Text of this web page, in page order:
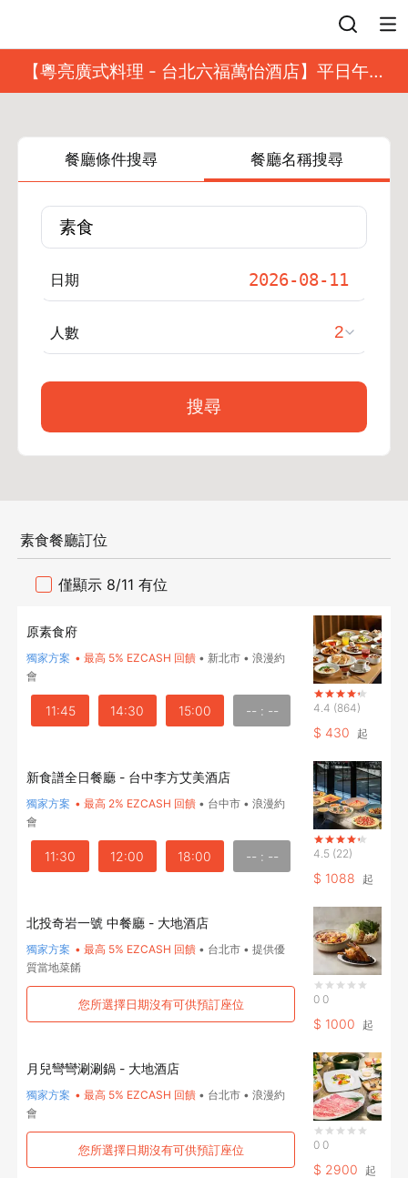
【粵亮廣式料理 - 台北六福萬怡酒店】平日午餐
8 折起｜靓港點套餐
餐廳條件搜尋 餐廳名稱搜尋
日期
人數
搜尋
素食餐廳訂位
僅顯示 8/11 有位
原素食府
獨家方案 •最高 5% EZCASH 回饋 • 新北市 •浪漫約
會
11:45 14:30 15:00 -- : -- 4.4 (864)
$ 430 起
新食譜全日餐廳 - 台中李方艾美酒店
獨家方案 •最高 2% EZCASH 回饋 • 台中市 •浪漫約
會
11:30 12:00 18:00 -- : -- 4.5 (22)
$ 1088 起
北投奇岩一號 中餐廳 - 大地酒店
獨家方案 •最高 5% EZCASH 回饋 • 台北市 •提供優
質當地菜餚
您所選擇日期沒有可供預訂座位 0 0
$ 1000 起
月兒彎彎涮涮鍋 - 大地酒店
獨家方案 •最高 5% EZCASH 回饋 • 台北市 •浪漫約
會
您所選擇日期沒有可供預訂座位 0 0
$ 2900 起